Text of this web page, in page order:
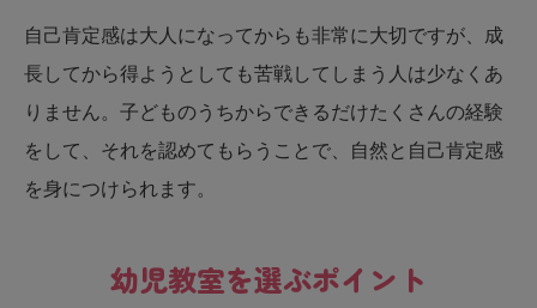
自己肯定感は大人になってからも非常に大切ですが、成
長してから得ようとしても苦戦してしまう人は少なくあ
りません。子どものうちからできるだけたくさんの経験
をして、それを認めてもらうことで、自然と自己肯定感
を身につけられます。
幼児教室を選ぶポイント